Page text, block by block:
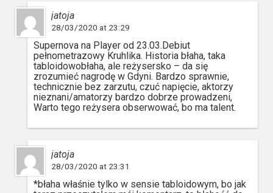
jatoja
28/03/2020 at 23:29
Supernova na Player od 23.03.Debiut
pełnometrazowy Kruhlika. Historia błaha, taka
tabloidowobłaha, ale reżysersko – da się
zrozumieć nagrodę w Gdyni. Bardzo sprawnie,
technicznie bez zarzutu, czuć napięcie, aktorzy
nieznani/amatorzy bardzo dobrze prowadzeni,
Warto tego reżysera obserwować, bo ma talent.
jatoja
28/03/2020 at 23:31
*błaha właśnie tylko w sensie tabloidowym, bo jak